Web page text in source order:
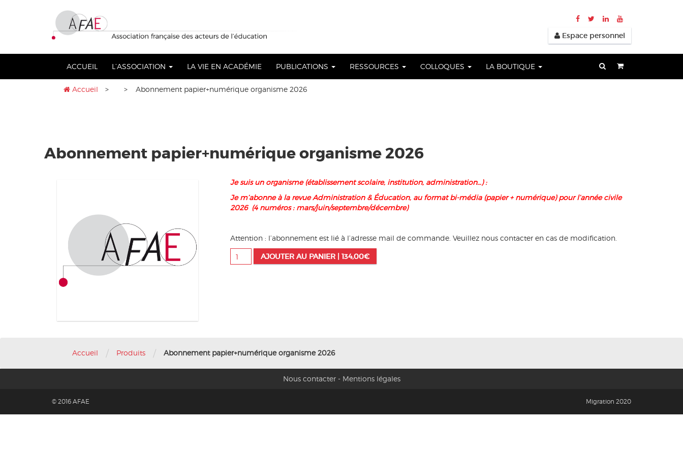
Espace personnel
ACCUEIL L’ASSOCIATION LA VIE EN ACADÉMIE PUBLICATIONS RESSOURCES COLLOQUES LA BOUTIQUE
Accueil > > Abonnement papier+numérique organisme 2026
Abonnement papier+numérique organisme 2026
Je suis un organisme (établissement scolaire, institution, administration…) :
Je m’abonne à la revue Administration & Éducation, au format bi-média (papier + numérique) pour l’année civile
2026 (4 numéros : mars/juin/septembre/décembre)
Attention : l’abonnement est lié à l’adresse mail de commande. Veuillez nous contacter en cas de modification.
quantité
de
AJOUTER AU PANIER | 134,00€
Accueil / Produits / Abonnement papier+numérique organisme 2026
Nous contacter- Mentions légales
© 2016 AFAE Migration 2020